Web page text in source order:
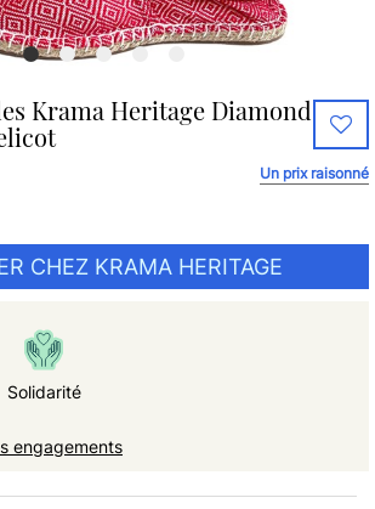
Krama Heritage Diamond
Un prix raisonné
CHEZ KRAMA HERITAGE
Solidarité
engagements